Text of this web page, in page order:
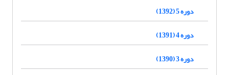
دوره 5 (1392)
دوره 4 (1391)
دوره 3 (1390)